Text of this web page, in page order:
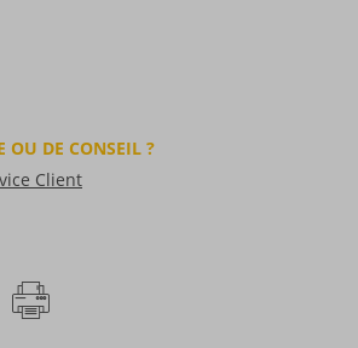
OU DE CONSEIL ?
Client